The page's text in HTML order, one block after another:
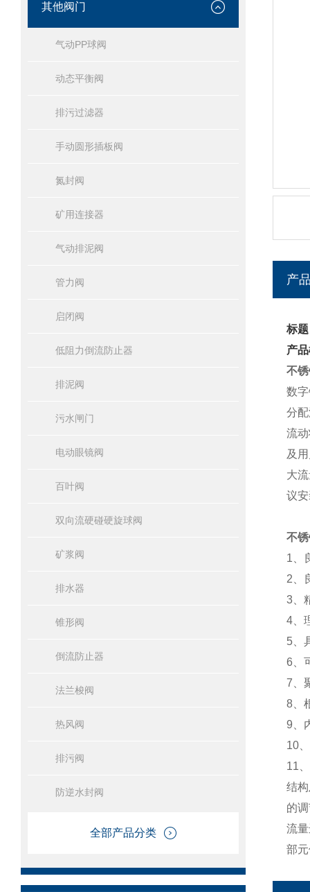
其他阀门
气动PP球阀
动态平衡阀
排污过滤器
手动圆形插板阀
氮封阀
矿用连接器
气动排泥阀
管力阀
启闭阀
低阻力倒流防止器
排泥阀
污水闸门
电动眼镜阀
百叶阀
双向流硬碰硬旋球阀
矿浆阀
排水器
锥形阀
倒流防止器
法兰梭阀
热风阀
排污阀
防逆水封阀
全部产品分类
产
标
产
不
数
分
流
及
大
议
不
1、
2、
3、
4、
5、
6、
7、
8、
9、
10
11
结
的
流
部